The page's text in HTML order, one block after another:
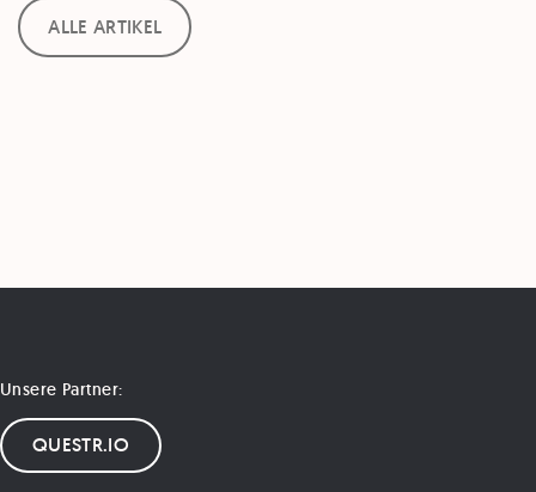
ALLE ARTIKEL
Unsere Partner:
QUESTR.IO